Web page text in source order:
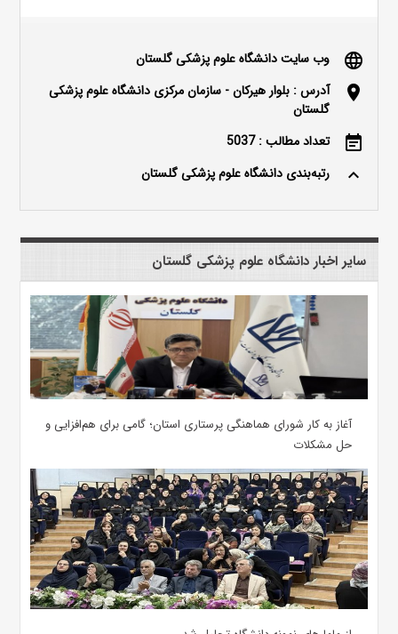
language وب سایت دانشگاه علوم پزشکی گلستان
location_on
آدرس : بلوار هیرکان - سازمان مرکزی دانشگاه علوم پزشکی
گلستان
event_note تعداد مطالب : 5037
keyboard_arrow_up رتبه‌بندی دانشگاه علوم پزشکی گلستان
سایر اخبار دانشگاه علوم پزشکی گلستان
آغاز به کار شورای هماهنگی پرستاری استان؛ گامی برای هم‌افزایی و
حل مشکلات